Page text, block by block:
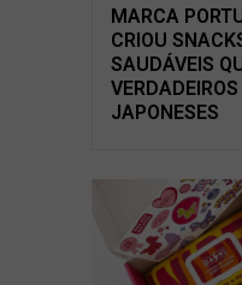
MARCA
CRIOU
SAUDÁVEIS
JAPONESES